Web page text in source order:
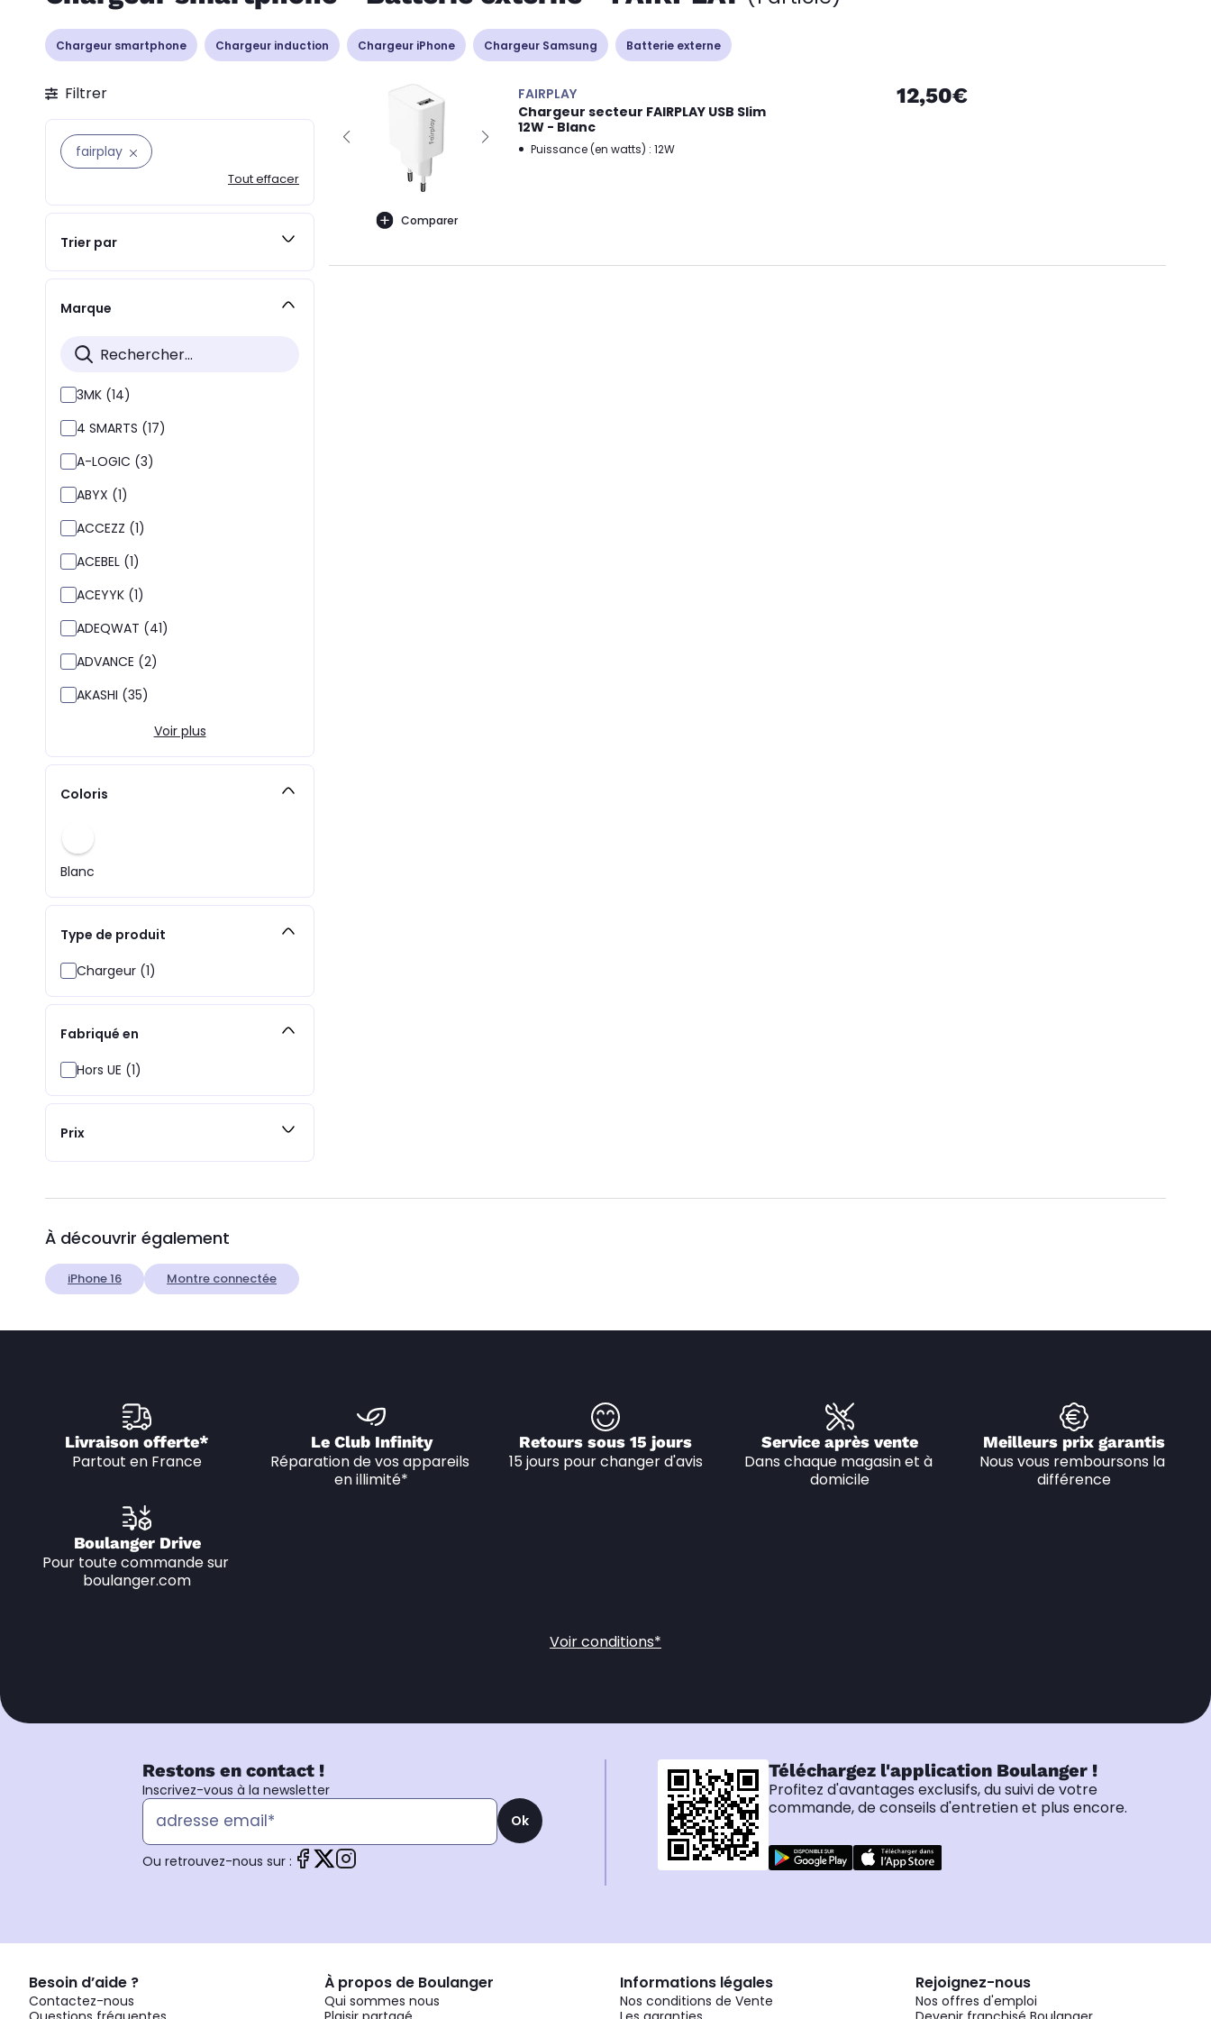
Chargeur smartphone Chargeur induction Chargeur iPhone Chargeur Samsung Batterie externe
Filtrer
fairplay
Tout effacer
Trier par
Marque
3MK (14)
4 SMARTS (17)
A-LOGIC (3)
ABYX (1)
ACCEZZ (1)
ACEBEL (1)
ACEYYK (1)
ADEQWAT (41)
ADVANCE (2)
AKASHI (35)
Voir plus
Coloris
Blanc
Type de produit
Chargeur (1)
Fabriqué en
Hors UE (1)
Prix
Comparer
FAIRPLAY
Chargeur secteur FAIRPLAY USB Slim
12W - Blanc
Puissance (en watts) : 12W
12,50€
À découvrir également
iPhone 16 Montre connectée
Livraison offerte*
Partout en France
Le Club Infinity
Réparation de vos appareils
en illimité*
Retours sous 15 jours
15 jours pour changer d'avis
Service après vente
Dans chaque magasin et à
domicile
Meilleurs prix garantis
Nous vous remboursons la
différence
Boulanger Drive
Pour toute commande sur
boulanger.com
Voir conditions*
Restons en contact !
Inscrivez-vous à la newsletter
Ok
Ou retrouvez-nous sur :
Téléchargez l'application Boulanger !
Profitez d'avantages exclusifs, du suivi de votre
commande, de conseils d'entretien et plus encore.
Besoin d’aide ?
Contactez-nous
À propos de Boulanger
Qui sommes nous
Informations légales
Nos conditions de Vente
Rejoignez-nous
Nos offres d'emploi